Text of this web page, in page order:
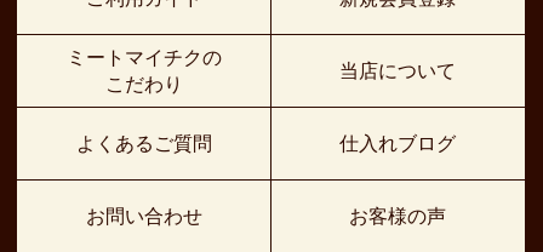
ミートマイチクの
こだわり
よくあるご質問
お問い合わせ
当店について
仕入れブログ
お客様の声